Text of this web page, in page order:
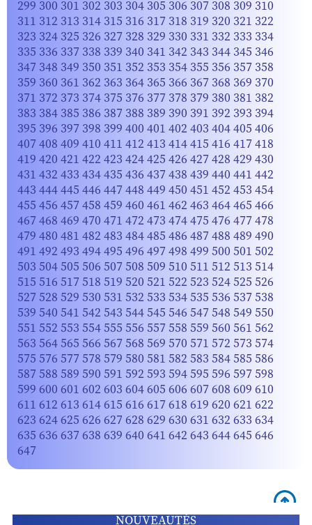
299 300 301 302 303 304 305 306 307 308 309 310
311 312 313 314 315 316 317 318 319 320 321 322
323 324 325 326 327 328 329 330 331 332 333 334
335 336 337 338 339 340 341 342 343 344 345 346
347 348 349 350 351 352 353 354 355 356 357 358
359 360 361 362 363 364 365 366 367 368 369 370
371 372 373 374 375 376 377 378 379 380 381 382
383 384 385 386 387 388 389 390 391 392 393 394
395 396 397 398 399 400 401 402 403 404405 406
407 408 409 410 411 412 413 414415 416 417418
419 420 421 422 423 424425 426 427428 429 430
431 432 433 434435 436 437438 439 440 441 442
443 444445 446 447 448 449 450 451 452 453 454
455 456 457 458 459 460 461 462 463 464465 466
467 468 469 470 471 472 473 474475 476 477478
479 480 481 482 483 484485 486 487488 489 490
491 492 493 494495 496 497498 499 500 501 502
503 504505 506 507 508 509 510 511 512 513 514
515 516 517 518 519 520 521 522 523 524525 526
527 528 529 530 531 532 533 534535 536 537538
539 540 541 542 543 544545 546 547548 549 550
551 552 553 554555 556 557558 559 560 561 562
563 564565 566 567 568 569 570 571 572 573 574
575 576 577 578 579 580 581 582 583 584585 586
587 588 589 590 591 592 593 594595 596 597598
599 600 601 602 603 604605 606 607608 609 610
611 612 613 614615 616 617618 619 620 621 622
623 624625 626 627 628 629 630 631 632 633 634
635 636 637 638 639 640 641 642 643 644645 646
647
NOUVEAUTÉS